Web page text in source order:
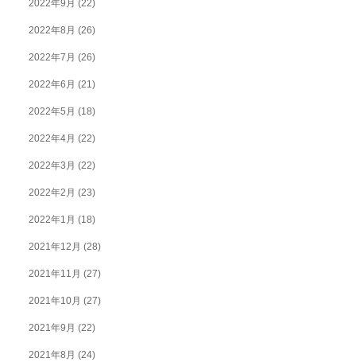
2022年9月 (22)
2022年8月 (26)
2022年7月 (26)
2022年6月 (21)
2022年5月 (18)
2022年4月 (22)
2022年3月 (22)
2022年2月 (23)
2022年1月 (18)
2021年12月 (28)
2021年11月 (27)
2021年10月 (27)
2021年9月 (22)
2021年8月 (24)